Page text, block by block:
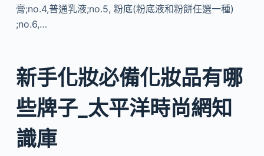
膏;no.4,普通乳液;no.5, 粉底(粉底液和粉餅任選一種)
;no.6,…
新手化妝必備化妝品有哪
些牌子_太平洋時尚網知
識庫